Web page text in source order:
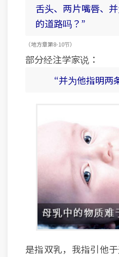
舌头、两片嘴唇、
的道路吗？”
（地方章 第8-10节）
部分经注学家说：
“并为他指明两
是指双乳，我指引他